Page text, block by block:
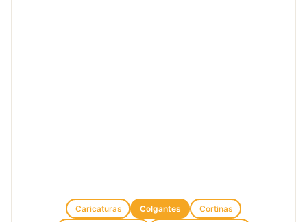
Caricaturas Colgantes
Cortinas